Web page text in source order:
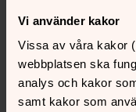
Vi använder kakor
Vissa av våra kakor
webbplatsen ska
analys och kakor
samt kakor som